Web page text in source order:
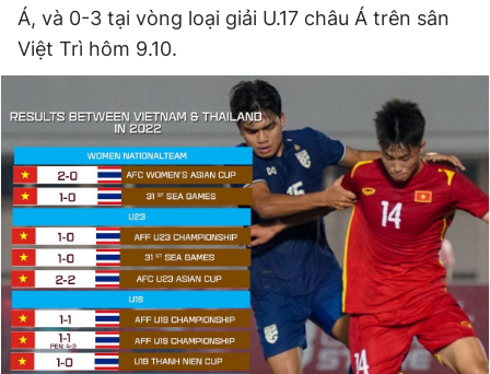
Á, và 0-3 tại vòng loại giải U.17 châu Á trên sân
Việt Trì hôm 9.10.